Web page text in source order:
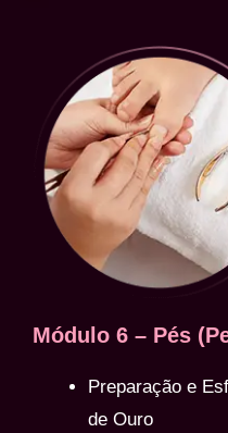
Módulo 6 – Pés
Preparação e
de Ouro